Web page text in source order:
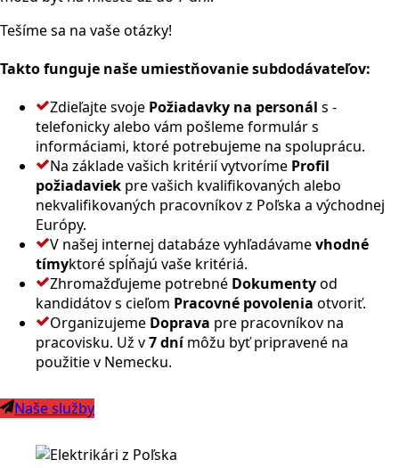
Tešíme sa na vaše otázky!
Takto funguje naše umiestňovanie subdodávateľov:
Zdieľajte svoje Požiadavky na personál s -
telefonicky alebo vám pošleme formulár s
informáciami, ktoré potrebujeme na spoluprácu.
Na základe vašich kritérií vytvoríme Profil
požiadaviek pre vašich kvalifikovaných alebo
nekvalifikovaných pracovníkov z Poľska a východnej
Európy.
V našej internej databáze vyhľadávamevhodné
tímyktoré spĺňajú vaše kritériá.
Zhromažďujeme potrebné Dokumentyod
kandidátov s cieľom Pracovné povolenia otvoriť.
Organizujeme Doprava pre pracovníkov na
pracovisku. Už v7 dnímôžu byť pripravené na
použitie v Nemecku.
Naše služby